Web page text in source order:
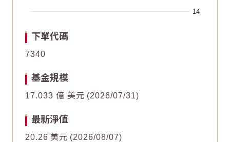
14
Line chart with 64 data points.
The chart has 1 Y axis displaying values. Data ranges
2026/05/062026/05/21
Line chart with 64 data points.
The chart has 1 Y axis displaying values. Data ranges
2026/05/062026/05/21
下單代碼
7340
基金規模
17.033 億 美元 2026/07/31
最新淨值
20.26 美元 2026/08/07